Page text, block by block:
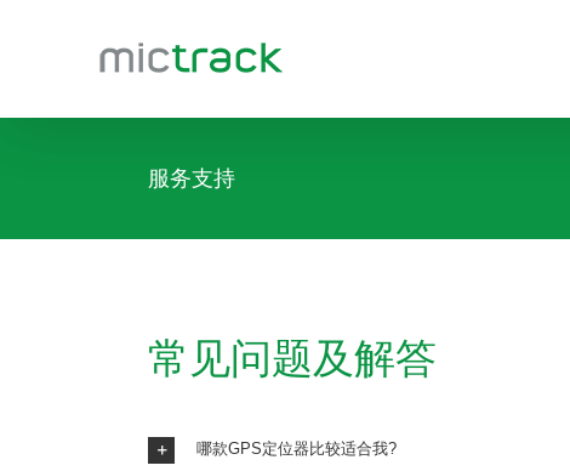
服务支持
常见问题及解答
哪款GPS定位器比较适合我?